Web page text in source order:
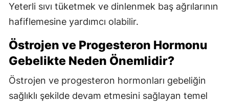
Yeterli sıvı tüketmek ve dinlenmek baş ağrılarının
hafiflemesine yardımcı olabilir.
Östrojen ve Progesteron Hormonu
Gebelikte Neden Önemlidir?
Östrojen ve progesteron hormonları gebeliğin
sağlıklı şekilde devam etmesini sağlayan temel